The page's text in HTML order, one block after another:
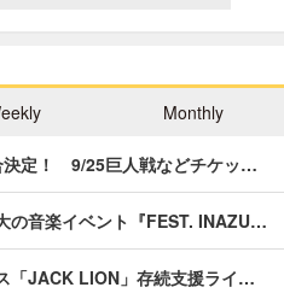
Monthly
決定！ 9/25巨人戦などチケッ…
の音楽イベント『FEST. INAZU…
「JACK LION」存続支援ライ…